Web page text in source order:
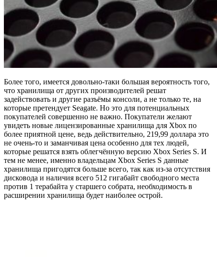
Более того, имеется довольно-таки большая вероятность того,
что хранилища от других производителей решат
задействовать и другие разъёмы консоли, а не только те, на
которые претендует Seagate. Но это для потенциальных
покупателей совершенно не важно. Покупатели желают
увидеть новые лицензированные хранилища для Xbox по
более приятной цене, ведь действительно, 219,99 доллара это
не очень-то и заманчивая цена особенно для тех людей,
которые решатся взять облегчённую версию Xbox Series S. И
тем не менее, именно владельцам Xbox Series S данные
хранилища пригодятся больше всего, так как из-за отсутствия
дисковода и наличия всего 512 гигабайт свободного места
против 1 терабайта у старшего собрата, необходимость в
расширении хранилища будет наиболее острой.